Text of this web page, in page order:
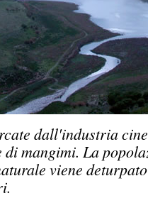
dall'industria
mangimi. La
viene